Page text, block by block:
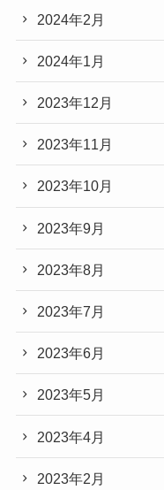
2024年2月
2024年1月
2023年12月
2023年11月
2023年10月
2023年9月
2023年8月
2023年7月
2023年6月
2023年5月
2023年4月
2023年2月